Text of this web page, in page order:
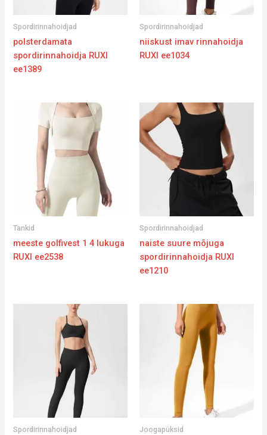
Spordirinnahoidjad
polsterdamata
spordirinnahoidja RUXI
ee1389
Spordirinnahoidjad
niiskust imav rinnahoidja
RUXI ee1034
Tankid
meeste golfivest 1 4 lukuga
RUXI ee2538
Spordirinnahoidjad
naiste suure mõjuga
spordirinnahoidja RUXI
ee1210
Spordirinnahoidjad Joogapüksid